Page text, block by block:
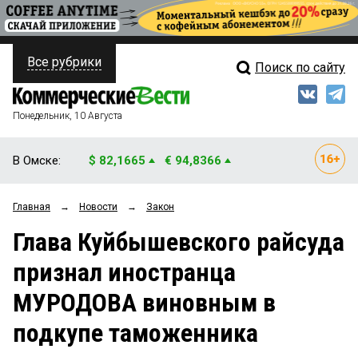
ПОЛИТИКА
ФИНАНСЫ
ОБЩЕСТВО
ЗАКОН
НОВОСТИ КОМПАНИЙ
Свежий выпуск
Рейтинги
Блоги
Архив
Все рубрики Поиск по сайту
Понедельник, 10 Августа
В Омске: $ 82,1665 € 94,8366
Главная → Новости → Закон
Глава Куйбышевского райсуда
признал иностранца
МУРОДОВА виновным в
подкупе таможенника